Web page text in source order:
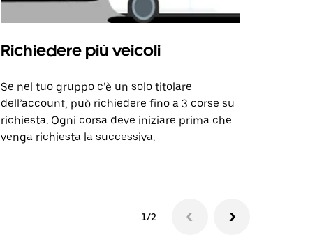
Richiedere più veicoli
Se nel tuo gruppo c’è un solo titolare
dell’account, può richiedere fino a 3 corse su
richiesta. Ogni corsa deve iniziare prima che
venga richiesta la successiva.
1/2